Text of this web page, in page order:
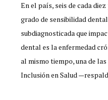
En el país, seis de cada
grado de sensibilidad
subdiagnosticada que
dental es la enfermedad
al mismo tiempo, una de
Inclusión en Salud